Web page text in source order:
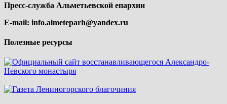
Пресс-служба Альметьевской епархии
E-mail: info.almeteparh@yandex.ru
Полезные ресурсы